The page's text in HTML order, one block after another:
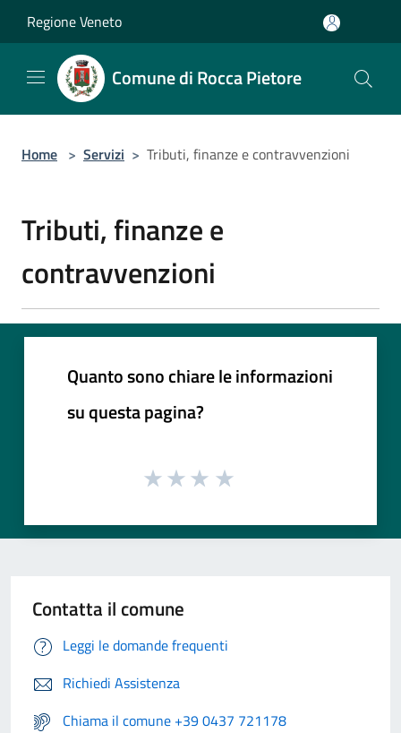
Regione Veneto
Comune di Rocca Pietore
Home > Servizi > Tributi, finanze e contravvenzioni
Tributi, finanze e
contravvenzioni
Quanto sono chiare le informazioni
su questa pagina?
Contatta il comune
Leggi le domande frequenti
Richiedi Assistenza
Chiama il comune +39 0437 721178